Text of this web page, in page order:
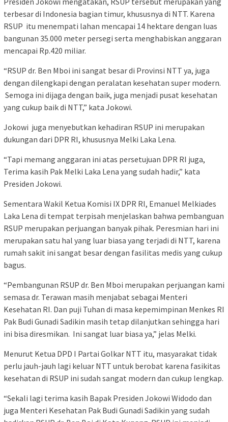
terbesar di Indonesia bagian timur, khususnya di NTT. Karena
RSUP itu menempati lahan mencapai 14 hektare dengan luas
bangunan 35.000 meter persegi serta menghabiskan anggaran
mencapai Rp.420 miliar.
“RSUP dr. Ben Mboi ini sangat besar di Provinsi NTT ya, juga
dengan dilengkapi dengan peralatan kesehatan super modern.
Semoga ini dijaga dengan baik, juga menjadi pusat kesehatan
yang cukup baik di NTT,” kata Jokowi.
Jokowi juga menyebutkan kehadiran RSUP ini merupakan
dukungan dari DPR RI, khususnya Melki Laka Lena.
“Tapi memang anggaran ini atas persetujuan DPR RI juga,
Terima kasih Pak Melki Laka Lena yang sudah hadir,” kata
Presiden Jokowi.
Sementara Wakil Ketua Komisi IX DPR RI, Emanuel Melkiades
Laka Lena di tempat terpisah menjelaskan bahwa pembanguan
RSUP merupakan perjuangan banyak pihak. Peresmian hari ini
merupakan satu hal yang luar biasa yang terjadi di NTT, karena
rumah sakit ini sangat besar dengan fasilitas medis yang cukup
bagus.
“Pembangunan RSUP dr. Ben Mboi merupakan perjuangan kami
semasa dr. Terawan masih menjabat sebagai Menteri
Kesehatan RI. Dan puji Tuhan di masa kepemimpinan Menkes RI
Pak Budi Gunadi Sadikin masih tetap dilanjutkan sehingga hari
ini bisa diresmikan. Ini sangat luar biasa ya,” jelas Melki.
Menurut Ketua DPD I Partai Golkar NTT itu, masyarakat tidak
perlu jauh-jauh lagi keluar NTT untuk berobat karena fasikitas
kesehatan di RSUP ini sudah sangat modern dan cukup lengkap.
“Sekali lagi terima kasih Bapak Presiden Jokowi Widodo dan
juga Menteri Kesehatan Pak Budi Gunadi Sadikin yang sudah